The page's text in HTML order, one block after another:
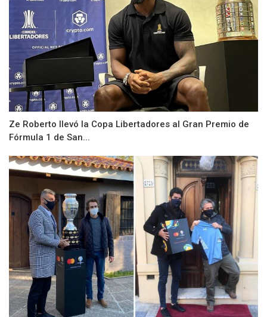
Ze Roberto llevó la Copa Libertadores al Gran Premio de
Fórmula 1 de San...